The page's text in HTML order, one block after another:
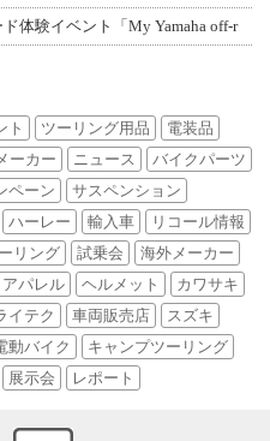
体験イベント「My Yamaha off-r
ト ツーリング用品
電装品
ーカー ニュース
バイクパーツ
ペーン
サスペンション
ハーレー 輸入車
リコール情報
リング 試乗会
海外メーカー
アパレル ヘルメット
カワサキ
イテク 車両販売店
スズキ
動バイク
キャンプツーリング
展示会 レポート